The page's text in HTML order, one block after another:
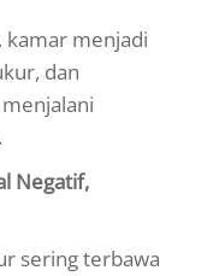
kamar menjadi
dan
Negatif,
sering terbawa